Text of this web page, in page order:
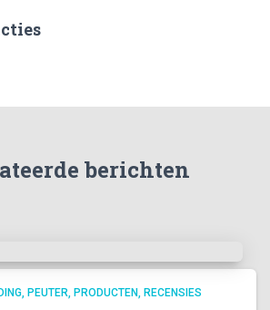
berichten
PEUTER PRODUCTEN RECENSIES